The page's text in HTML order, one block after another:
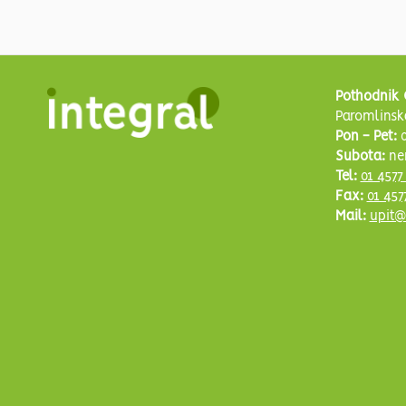
Pothodnik
Pon - Pet:
Subota:
Tel: 01
Fax: 01
Mail: